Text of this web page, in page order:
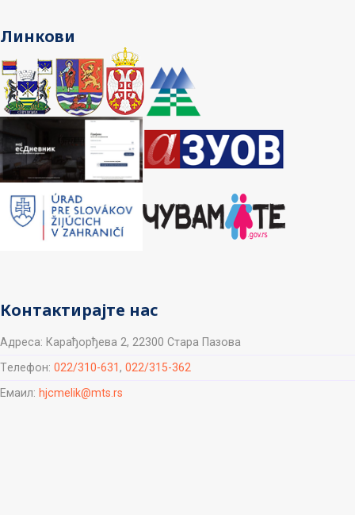
Линкови
Контактирајте нас
Aдреса: Карађорђева 2, 22300 Стара Пазова
Tелефон: 022/310-631, 022/315-362
Емаил: hjcmelik@mts.rs